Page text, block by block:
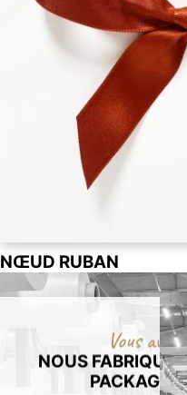
NŒUD RUBAN
Vous
NOUS